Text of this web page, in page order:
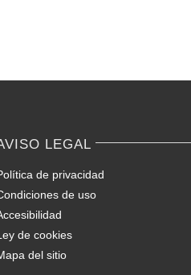
LEGAL
de privacidad
de uso
de cookies
del sitio